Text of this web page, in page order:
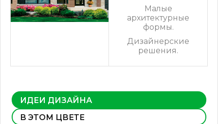
Малые
архитектурные
формы.
Дизайнерские
решения.
ИДЕИ ДИЗАЙНА
В ЭТОМ ЦВЕТЕ